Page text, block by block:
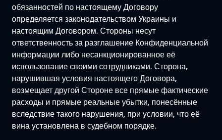
обязанностей по настоящему Договору
определяется законодательством Украины и
настоящим Договором. Стороны несут
ответственность за разглашение Конфиденциальной
информации либо несанкционированное её
использование своими сотрудниками. Сторона,
нарушившая условия настоящего Договора,
возмещает другой Стороне все прямые фактические
расходы и прямые реальные убытки, понесённые
вследствие такого нарушения, при условии, что её
вина установлена в судебном порядке.